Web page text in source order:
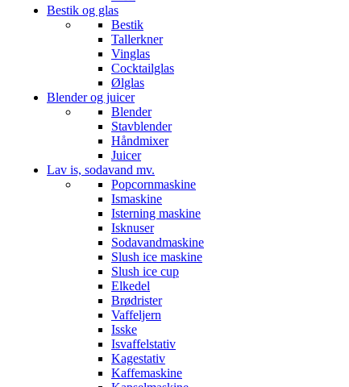
Bestik og glas
Bestik
Tallerkner
Vinglas
Cocktailglas
Ølglas
Blender og juicer
Blender
Stavblender
Håndmixer
Juicer
Lav is, sodavand mv.
Popcornmaskine
Ismaskine
Isterning maskine
Isknuser
Sodavandmaskine
Slush ice maskine
Slush ice cup
Elkedel
Brødrister
Vaffeljern
Isske
Isvaffelstativ
Kagestativ
Kaffemaskine